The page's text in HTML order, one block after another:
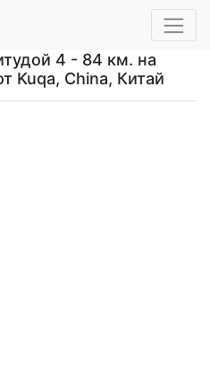
4 - 84 км. на
Kuqa, China, Китай